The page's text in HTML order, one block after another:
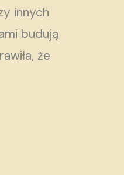
innych
budują
że